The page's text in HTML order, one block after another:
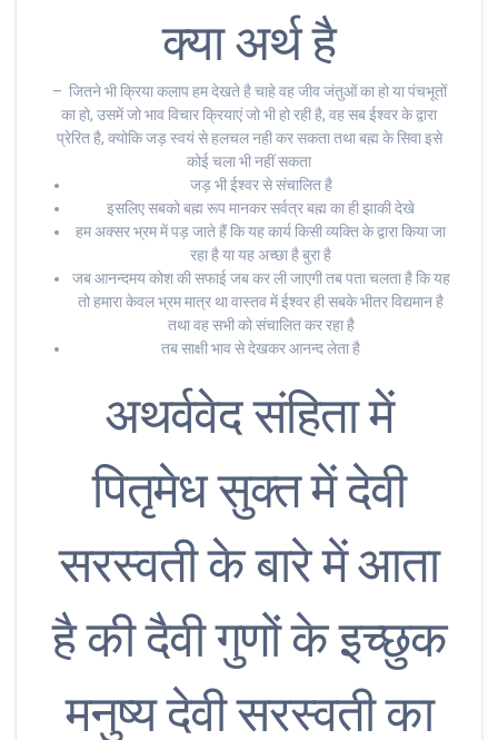
क्या अर्थ है
– जितने भी क्रिया कलाप हम देखते है चाहे वह जीव जंतुओं का हो या पंचभूतों
का हो, उसमें जो भाव विचार क्रियाएं जो भी हो रही है, वह सब ईश्वर के द्वारा
प्रेरित है, क्योकि जड़ स्वयं से हलचल नही कर सकता तथा बह्म के सिवा इसे
कोई चला भी नहीं सकता
जड़ भी ईश्वर से संचालित है
इसलिए सबको बह्म रूप मानकर सर्वत्र बह्म का ही झाकी देखे
हम अक्सर भ्रम में पड़ जाते हैं कि यह कार्य किसी व्यक्ति के द्वारा किया जा
रहा है या यह अच्छा है बुरा है
जब आनन्दमय कोश की सफाई जब कर ली जाएगी तब पता चलता है कि यह
तो हमारा केवल भ्रम मात्र था वास्तव में ईश्वर ही सबके भीतर विद्यमान है
तथा वह सभी को संचालित कर रहा है
तब साक्षी भाव से देखकर आनन्द लेता है
अथर्ववेद संहिता में
पितृमेध सुक्त में देवी
सरस्वती के बारे में आता
है की दैवी गुणों के इच्छुक
मनुष्य देवी सरस्वती का